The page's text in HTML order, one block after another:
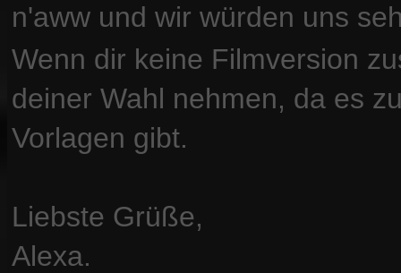
n'aww und wir würden uns
Wenn dir keine Filmversion
deiner Wahl nehmen, da es
Vorlagen gibt.
Liebste Grüße,
Alexa.